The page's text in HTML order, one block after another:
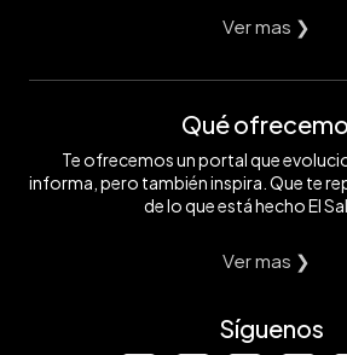
Ver mas ❯
Qué
Te ofrecemos un portal que
informa, pero también inspira. Que te
de lo que está hecho El
Ver mas ❯
Síguenos